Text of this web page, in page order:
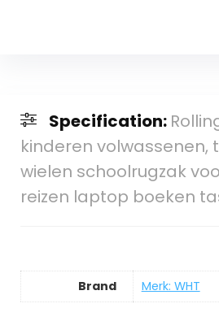
Specification:
kinderen volwassenen,
wielen schoolrugzak
reizen laptop boeken
Brand Merk: WHT